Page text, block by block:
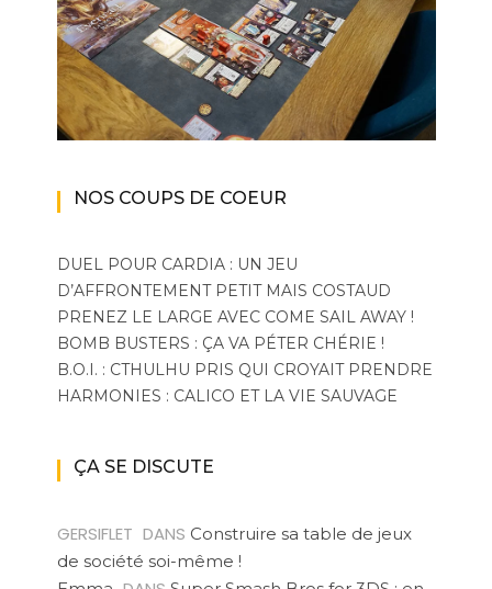
NOS COUPS DE COEUR
DUEL POUR CARDIA : UN JEU
D’AFFRONTEMENT PETIT MAIS COSTAUD
PRENEZ LE LARGE AVEC COME SAIL AWAY !
BOMB BUSTERS : ÇA VA PÉTER CHÉRIE !
B.O.I. : CTHULHU PRIS QUI CROYAIT PRENDRE
HARMONIES : CALICO ET LA VIE SAUVAGE
ÇA SE DISCUTE
GERSIFLET DANS Construire sa table de jeux
de société soi-même !